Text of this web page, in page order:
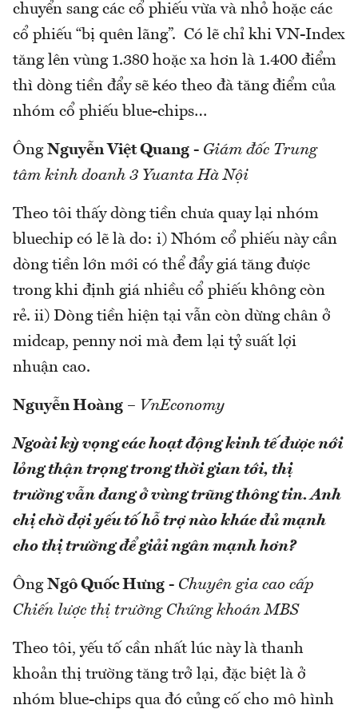
chuyển sang các cổ phiếu vừa và nhỏ hoặc các
cổ phiếu “bị quên lãng”. Có lẽ chỉ khi VN-Index
tăng lên vùng 1.380 hoặc xa hơn là 1.400 điểm
thì dòng tiền đẩy sẽ kéo theo đà tăng điểm của
nhóm cổ phiếu blue-chips…
Ông Nguyễn Việt Quang - Giám đốc Trung
tâm kinh doanh 3 Yuanta Hà Nội
Theo tôi thấy dòng tiền chưa quay lại nhóm
bluechip có lẽ là do: i) Nhóm cổ phiếu này cần
dòng tiền lớn mới có thể đẩy giá tăng được
trong khi định giá nhiều cổ phiếu không còn
rẻ. ii) Dòng tiền hiện tại vẫn còn dừng chân ở
midcap, penny nơi mà đem lại tỷ suất lợi
nhuận cao.
Nguyễn Hoàng – VnEconomy
Ngoài kỳ vọng các hoạt động kinh tế được nới
lỏng thận trọng trong thời gian tới, thị
trường vẫn đang ở vùng trũng thông tin. Anh
chị chờ đợi yếu tố hỗ trợ nào khác đủ mạnh
cho thị trường để giải ngân mạnh hơn?
Ông Ngô Quốc Hưng - Chuyên gia cao cấp
Chiến lược thị trường Chứng khoán MBS
Theo tôi, yếu tố cần nhất lúc này là thanh
khoản thị trường tăng trở lại, đặc biệt là ở
nhóm blue-chips qua đó củng cố cho mô hình